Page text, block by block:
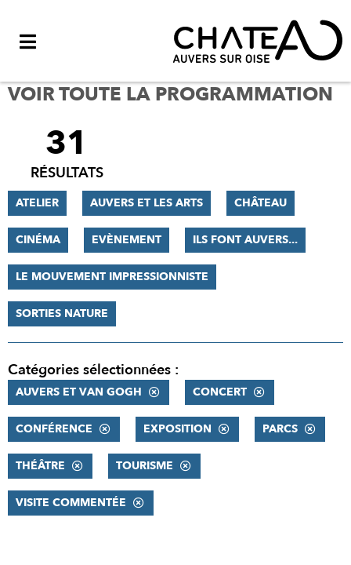
VOIR TOUTE LA PROGRAMMATION
FILTRER
RÉSULTATS
31
RÉSULTATS
ATELIER AUVERS ET LES ARTS CHÂTEAU
CINÉMA EVÈNEMENT ILS FONT AUVERS...
LE MOUVEMENT IMPRESSIONNISTE
SORTIES NATURE
Catégories sélectionnées :
AUVERS ET VAN GOGH CONCERT
CONFÉRENCE EXPOSITION PARCS
THÉÂTRE TOURISME
VISITE COMMENTÉE